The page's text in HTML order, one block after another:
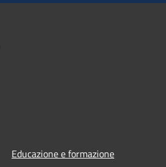
Educazione e formazione